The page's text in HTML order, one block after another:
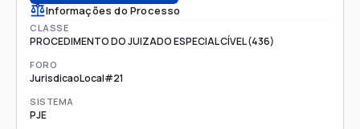
Informações do Processo
CLASSE
PROCEDIMENTO DO JUIZADO ESPECIAL CÍVEL (436)
FORO
JurisdicaoLocal#21
SISTEMA
PJE